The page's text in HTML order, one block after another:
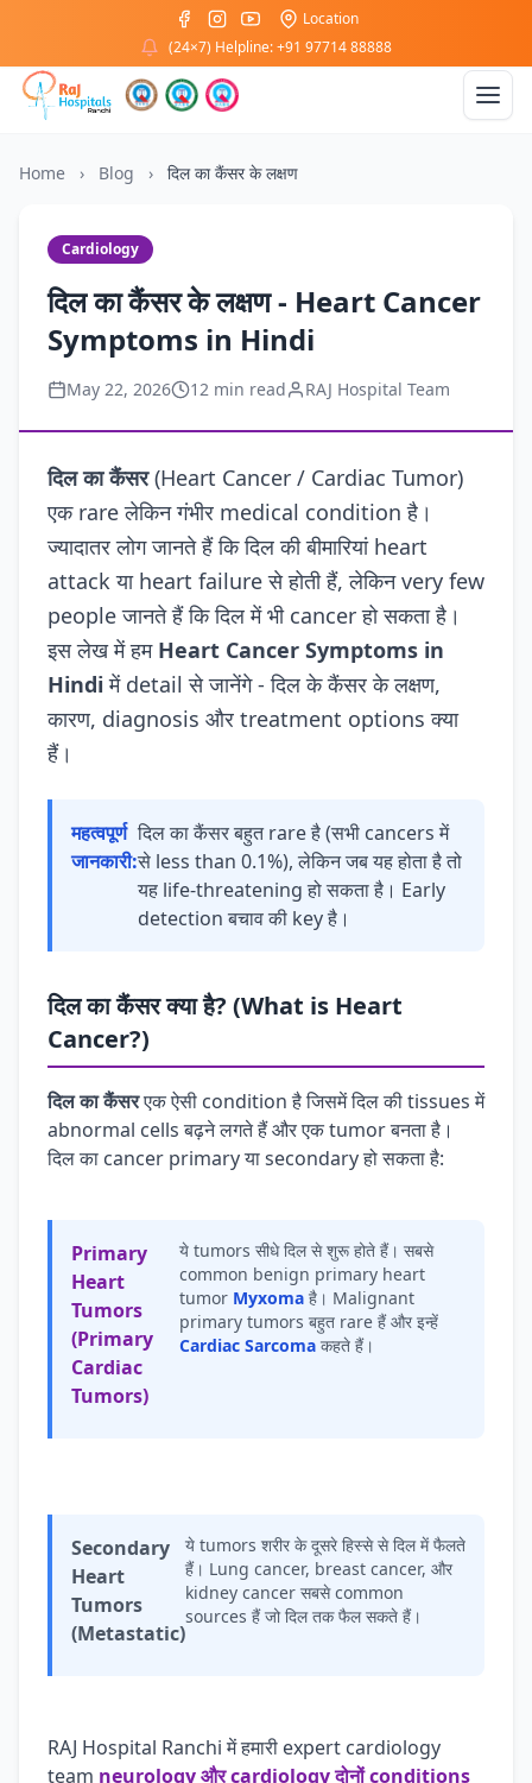
Location
(24×7) Helpline: +91 97714 88888
Home › Blog › दिल का कैंसर के लक्षण
Cardiology
दिल का कैंसर के लक्षण - Heart Cancer
Symptoms in Hindi
May 22, 2026 12 min read RAJ Hospital Team
दिल का कैंसर(Heart Cancer / Cardiac Tumor)
एक rare लेकिन गंभीर medical condition है।
ज्यादातर लोग जानते हैं कि दिल की बीमारियां heart
attack या heart failure से होती हैं, लेकिन very few
people जानते हैं कि दिल में भी cancer हो सकता है।
इस लेख में हम Heart Cancer Symptoms in
Hindi में detail से जानेंगे - दिल के कैंसर के लक्षण,
कारण, diagnosis और treatment options क्या
हैं।
महत्वपूर्ण
जानकारी:
दिल का कैंसर बहुत rare है (सभी cancers में
से less than 0.1%), लेकिन जब यह होता है तो
यह life-threatening हो सकता है। Early
detection बचाव की key है।
दिल का कैंसर क्या है? (What is Heart
Cancer?)
दिल का कैंसरएक ऐसी condition है जिसमें दिल की tissues में
abnormal cells बढ़ने लगते हैं और एक tumor बनता है।
दिल का cancer primary या secondary हो सकता है:
Primary
Heart
Tumors
(Primary
Cardiac
Tumors)
ये tumors सीधे दिल से शुरू होते हैं। सबसे
common benign primary heart
tumor Myxomaहै। Malignant
primary tumors बहुत rare हैं और इन्हें
Cardiac Sarcomaकहते हैं।
Secondary
Heart
Tumors
(Metastatic)
ये tumors शरीर के दूसरे हिस्से से दिल में फैलते
हैं। Lung cancer, breast cancer, और
kidney cancer सबसे common
sources हैं जो दिल तक फैल सकते हैं।
RAJ Hospital Ranchi में हमारी expert cardiology
team neurology और cardiology दोनों conditions